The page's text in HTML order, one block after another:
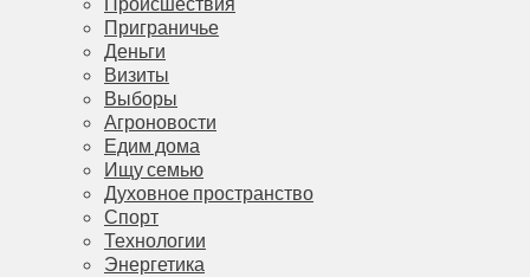
Приграничье
Деньги
Визиты
Выборы
Агроновости
Едим дома
Ищу семью
Духовное пространство
Спорт
Технологии
Энергетика